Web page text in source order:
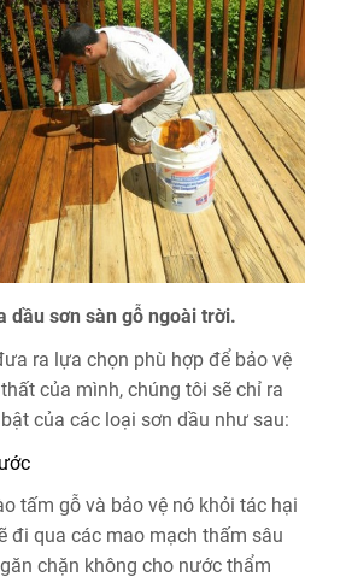
dầu sơn sàn gỗ ngoài trời.
ra lựa chọn phù hợp để bảo vệ
của mình, chúng tôi sẽ chỉ ra
của các loại sơn dầu như sau:
tấm gỗ và bảo vệ nó khỏi tác hại
đi qua các mao mạch thấm sâu
chặn không cho nước thẩm